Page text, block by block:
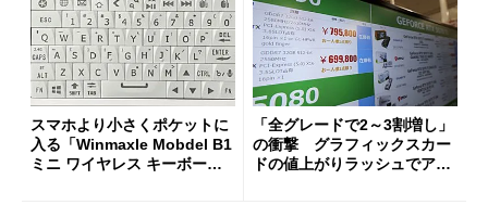
スマホより小さくポケットに
入る「Winmaxle Mobdel B1
ミニ ワイヤレス キーボー
「全グレードで2～3割増し」
の衝撃 グラフィックスカー
ドの値上がりラッシュでアキ